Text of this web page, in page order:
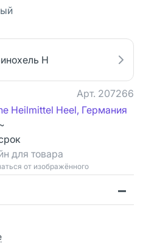
Н
Арт. 207266
Heilmittel Heel, Германия
для товара
от изображённого